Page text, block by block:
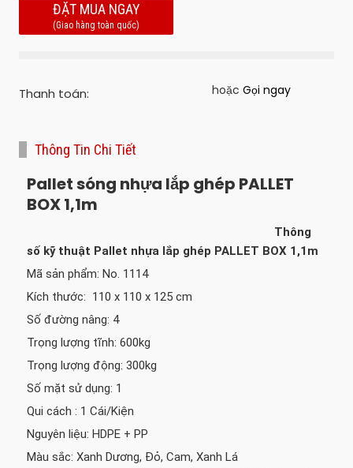
ĐẶT MUA NGAY
(Giao hàng toàn quốc)
Thanh toán: hoặcGọi ngay
Thông Tin Chi Tiết
Pallet sóng nhựa lắp ghép PALLET
BOX 1,1m
Thông
số kỹ thuật Pallet nhựa lắp ghép PALLET BOX 1,1m
Mã sản phẩm: No. 1114
Kích thước: 110 x 110 x 125 cm
Số đường nâng: 4
Trọng lượng tĩnh: 600kg
Trọng lượng động: 300kg
Số mặt sử dụng: 1
Qui cách : 1Cái/Kiện
Nguyên liệu: HDPE + PP
Màu sắc: Xanh Dương, Đỏ, Cam, Xanh Lá